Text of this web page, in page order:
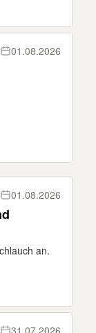
01.08.2026
01.08.2026
an.
31.07.2026